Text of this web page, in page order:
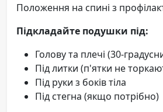
Положення на спині з
Підкладайте подушки під:
Голову та плечі (30-
Під литки (п'ятки не
Під руки з боків тіла
Під стегна (якщо потрібно)